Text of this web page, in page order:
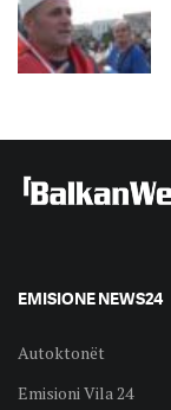
EMISIONE NEWS24
Autoktonët
Emisioni Vila 24